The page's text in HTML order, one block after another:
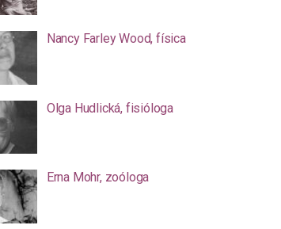
Nancy Farley Wood, física
Olga Hudlická, fisióloga
Erna Mohr, zoóloga